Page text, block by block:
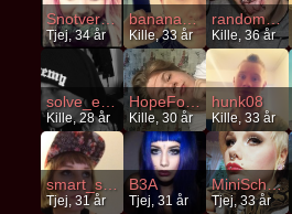
Snotvermin
Tjej, 34 år
bananahamok
Kille, 33 år
randomcore
Kille, 36 år
solve_et_coagula
Kille, 28 år
HopeForFuture
Kille, 30 år
hunk08
Kille, 33 år
smart_snygg
Tjej, 31 år
B3A
Tjej, 31 år
MiniSchwein
Tjej, 33 år